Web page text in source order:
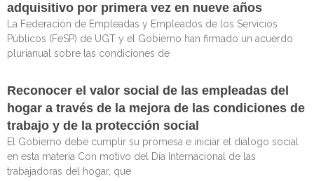
adquisitivo por primera vez en nueve años
La Federación de Empleadas y Empleados de los Servicios
Públicos (FeSP) de UGT y el Gobierno han firmado un acuerdo
plurianual sobre las condiciones de
Reconocer el valor social de las empleadas del
hogar a través de la mejora de las condiciones de
trabajo y de la protección social
El Gobierno debe cumplir su promesa e iniciar el diálogo social
en esta materia Con motivo del Día Internacional de las
trabajadoras del hogar, que